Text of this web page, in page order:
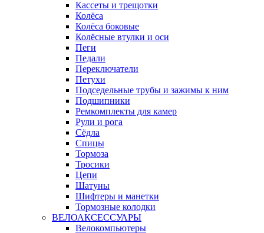
Кассеты и трещотки
Колёса
Колёса боковые
Колёсные втулки и оси
Пеги
Педали
Переключатели
Петухи
Подседельные трубы и зажимы к ним
Подшипники
Ремкомплекты для камер
Рули и рога
Сёдла
Спицы
Тормоза
Тросики
Цепи
Шатуны
Шифтеры и манетки
Тормозные колодки
ВЕЛОАКСЕССУАРЫ
Велокомпьютеры